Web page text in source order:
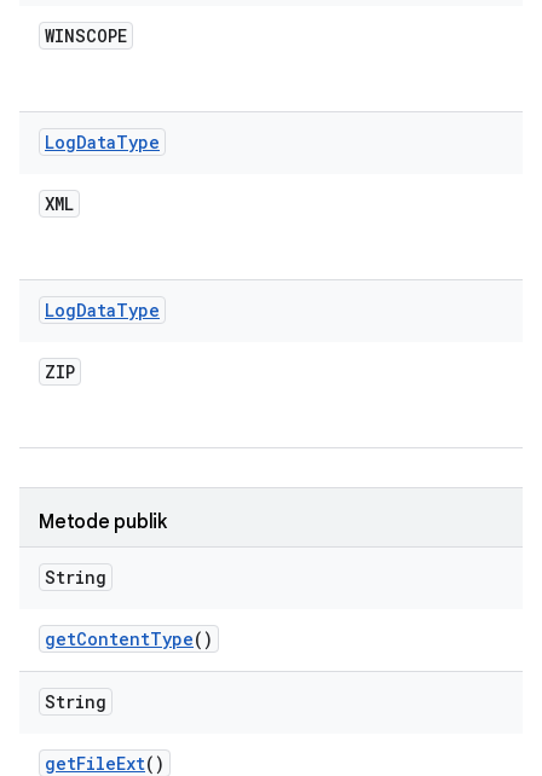
WINSCOPE
LogDataType
XML
LogDataType
ZIP
Metode publik
String
getContentType()
String
getFileExt()